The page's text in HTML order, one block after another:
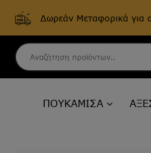
Δωρεάν Μεταφορικά για
content
ΠΟΥΚΑΜΙΣΑ